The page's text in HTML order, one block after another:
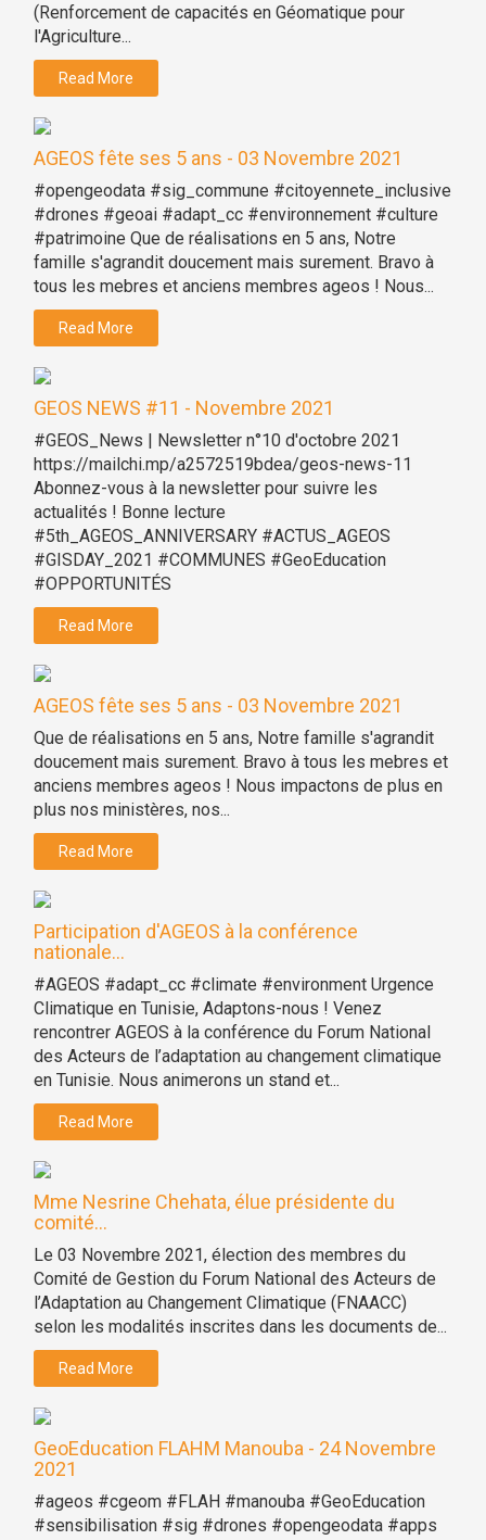
(Renforcement de capacités en Géomatique pour
l'Agriculture...
Read More
AGEOS fête ses 5 ans - 03 Novembre 2021
#opengeodata #sig_commune #citoyennete_inclusive
#drones #geoai #adapt_cc #environnement #culture
#patrimoine Que de réalisations en 5 ans, Notre
famille s'agrandit doucement mais surement. Bravo à
tous les mebres et anciens membres ageos ! Nous...
Read More
GEOS NEWS #11 - Novembre 2021
#GEOS_News | Newsletter n°10 d'octobre 2021
https://mailchi.mp/a2572519bdea/geos-news-11
Abonnez-vous à la newsletter pour suivre les
actualités ! Bonne lecture
#5th_AGEOS_ANNIVERSARY #ACTUS_AGEOS
#GISDAY_2021 #COMMUNES #GeoEducation
#OPPORTUNITÉS
Read More
AGEOS fête ses 5 ans - 03 Novembre 2021
Que de réalisations en 5 ans, Notre famille s'agrandit
doucement mais surement. Bravo à tous les mebres et
anciens membres ageos ! Nous impactons de plus en
plus nos ministères, nos...
Read More
Participation d'AGEOS à la conférence
nationale...
#AGEOS #adapt_cc #climate #environment Urgence
Climatique en Tunisie, Adaptons-nous ! Venez
rencontrer AGEOS à la conférence du Forum National
des Acteurs de l’adaptation au changement climatique
en Tunisie. Nous animerons un stand et...
Read More
Mme Nesrine Chehata, élue présidente du
comité...
Le 03 Novembre 2021, élection des membres du
Comité de Gestion du Forum National des Acteurs de
l’Adaptation au Changement Climatique (FNAACC)
selon les modalités inscrites dans les documents de...
Read More
GeoEducation FLAHM Manouba - 24 Novembre
2021
#ageos #cgeom #FLAH #manouba #GeoEducation
#sensibilisation #sig #drones #opengeodata #apps